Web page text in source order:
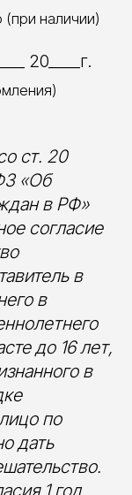
наличии)
ст. 20
«Об
в РФ»
согласие
в
в
до 16 лет,
в
по
дать
1 год